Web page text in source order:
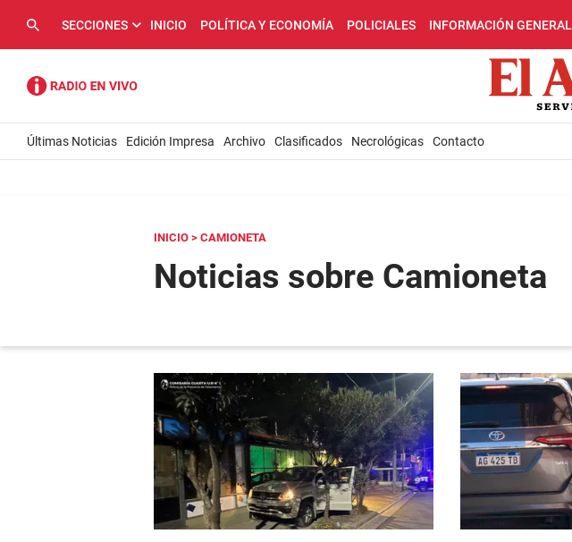
SECCIONES INICIO POLÍTICA Y ECONOMÍA POLICIALES INFORMACIÓN GENERAL
Últimas Noticias Edición Impresa Archivo Clasificados Necrológicas Contacto
INICIO > CAMIONETA
Noticias sobre Camioneta